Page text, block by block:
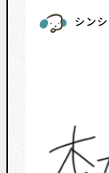
シンシ